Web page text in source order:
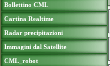
Bollettino CML
Cartina Realtime
Radar precipitazioni
Immagini dal Satellite
CML_robot